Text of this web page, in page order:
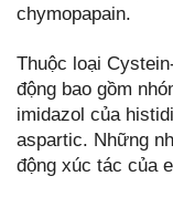
chymopapain.
Thuộc loại
động bao gồm
imidazol của
aspartic. Những
động xúc tác của